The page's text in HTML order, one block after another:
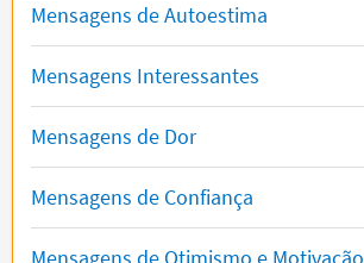
Mensagens de Autoestima
Mensagens Interessantes
Mensagens de Dor
Mensagens de Confiança